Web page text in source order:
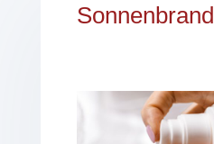
Sonnenbrand